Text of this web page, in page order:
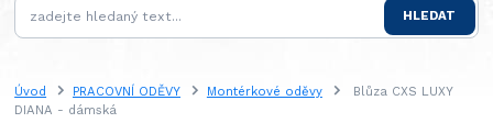
HLEDAT
Úvod PRACOVNÍ ODĚVY Montérkové oděvy
Blůza CXS LUXY
DIANA - dámská